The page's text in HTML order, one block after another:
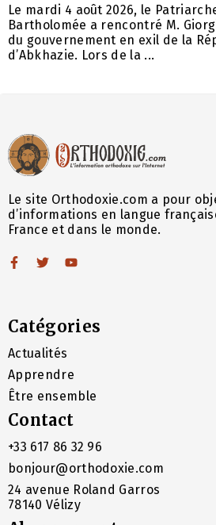
Le mardi 4 août 2026, le
Bartholomée a rencontré M.
du gouvernement en exil de la
d’Abkhazie. Lors de la ...
Le site Orthodoxie.com a pour
d’informations en langue
France et dans le monde.
Catégories
Actualités
Apprendre
Être ensemble
Contact
+33 617 86 32 96
bonjour@orthodoxie.com
24 avenue Roland Garros
78140 Vélizy